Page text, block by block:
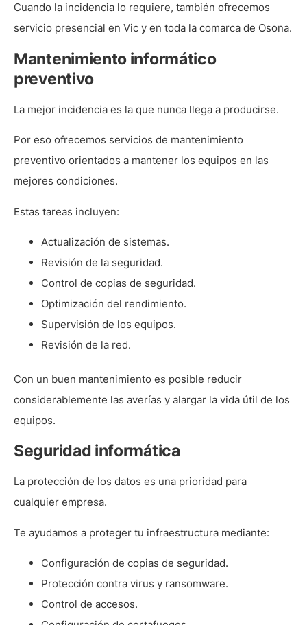
Cuando la incidencia lo requiere, también ofrecemos
servicio presencial en Vic y en toda la comarca de Osona.
Mantenimiento informático
preventivo
La mejor incidencia es la que nunca llega a producirse.
Por eso ofrecemos servicios de mantenimiento
preventivo orientados a mantener los equipos en las
mejores condiciones.
Estas tareas incluyen:
Actualización de sistemas.
Revisión de la seguridad.
Control de copias de seguridad.
Optimización del rendimiento.
Supervisión de los equipos.
Revisión de la red.
Con un buen mantenimiento es posible reducir
considerablemente las averías y alargar la vida útil de los
equipos.
Seguridad informática
La protección de los datos es una prioridad para
cualquier empresa.
Te ayudamos a proteger tu infraestructura mediante:
Configuración de copias de seguridad.
Protección contra virus y ransomware.
Control de accesos.